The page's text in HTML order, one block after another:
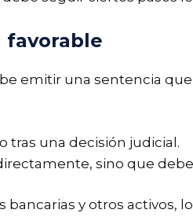
favorable
emitir una sentencia
tras una decisión judicial.
sino que
bancarias y otros